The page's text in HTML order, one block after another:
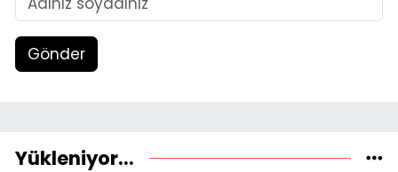
Gönder
Yükleniyor...